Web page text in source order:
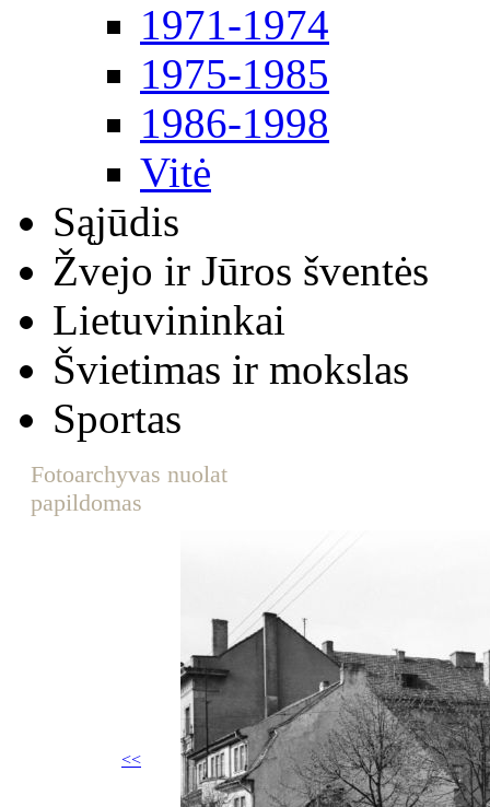
1971-1974
1975-1985
1986-1998
Vitė
Sąjūdis
Žvejo ir Jūros šventės
Lietuvininkai
Švietimas ir mokslas
Sportas
Fotoarchyvas nuolat
papildomas
<<